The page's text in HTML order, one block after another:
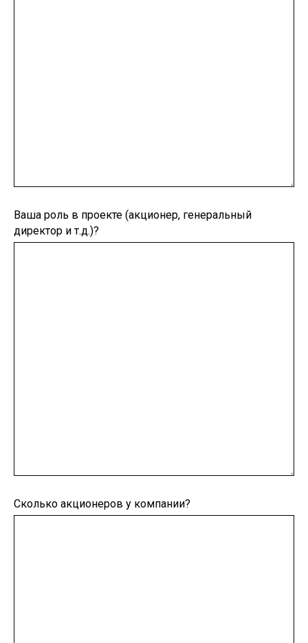
Ваша роль в проекте (акционер, генеральный
директор и т.д.)?
Сколько акционеров у компании?